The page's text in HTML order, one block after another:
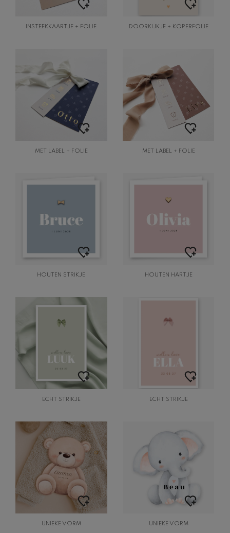
INSTEEKKAARTJE + FOLIE DOORKIJKJE + KOPERFOLIE
MET LABEL + FOLIE MET LABEL + FOLIE
HOUTEN STRIKJE HOUTEN HARTJE
ECHT STRIKJE ECHT STRIKJE
UNIEKE VORM UNIEKE VORM